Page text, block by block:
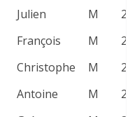
Julien M
François M
Christophe M
Antoine M